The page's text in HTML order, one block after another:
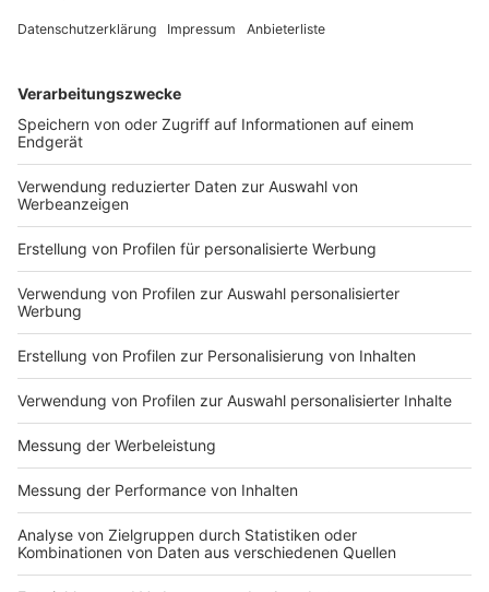
30.07.2026 22:00 / 2min
Impressum
Nutzungsbedingungen
Jobs
Kontakt
Studio-Hotline
Newsletter